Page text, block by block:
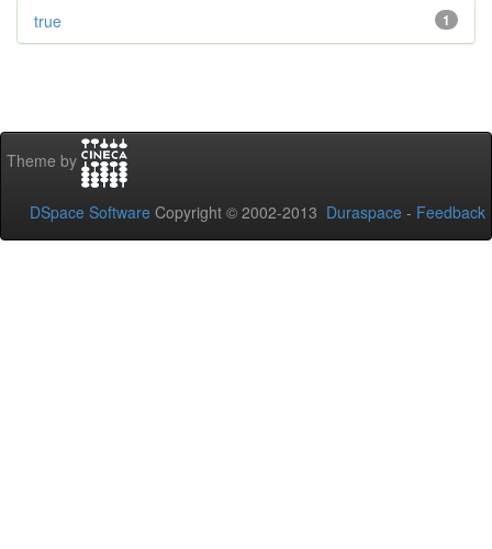
1
true
Theme by
DSpace Software Copyright © 2002-2013 Duraspace - Feedback